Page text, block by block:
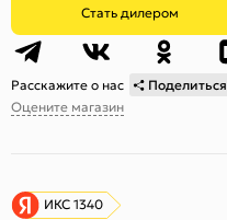
Стать дилером
Расскажите о нас
Поделиться
Оцените магазин
ИКС 1340